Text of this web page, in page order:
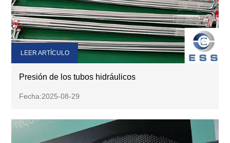
Presión de los tubos hidráulicos
Fecha:2025-08-29
LEER ARTÍCULO